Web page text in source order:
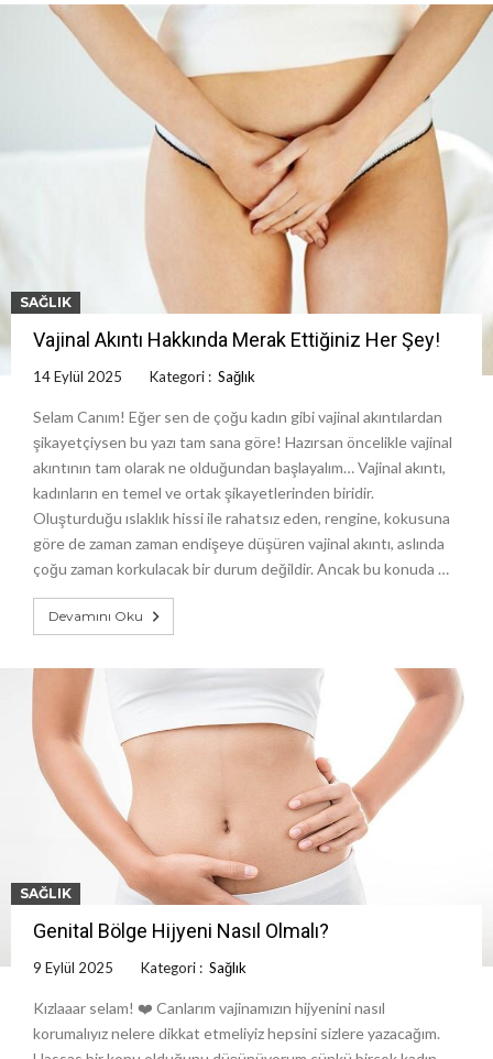
SAĞLIK
Vajinal Akıntı Hakkında Merak Ettiğiniz Her Şey!
14 Eylül 2025 Kategori : Sağlık
Selam Canım! Eğer sen de çoğu kadın gibi vajinal akıntılardan
şikayetçiysen bu yazı tam sana göre! Hazırsan öncelikle vajinal
akıntının tam olarak ne olduğundan başlayalım… Vajinal akıntı,
kadınların en temel ve ortak şikayetlerinden biridir.
Oluşturduğu ıslaklık hissi ile rahatsız eden, rengine, kokusuna
göre de zaman zaman endişeye düşüren vajinal akıntı, aslında
çoğu zaman korkulacak bir durum değildir. Ancak bu konuda …
Devamını Oku
SAĞLIK
Genital Bölge Hijyeni Nasıl Olmalı?
9 Eylül 2025 Kategori : Sağlık
Kızlaaar selam! ❤️ Canlarım vajinamızın hijyenini nasıl
korumalıyız nelere dikkat etmeliyiz hepsini sizlere yazacağım.